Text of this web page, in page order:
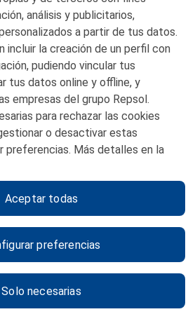
CONTACTO
MAPA WEB
DE PRIVACIDAD
POLITICA DE COOKIES
CANAL DE ÉTICA
análisis y publicitarios,
a partir de tus datos.
incluir la creación de un perfil con
pudiendo vincular tus
tus datos online y offline, y
empresas del grupo Repsol.
para rechazar las cookies
o desactivar estas
preferencias. Más detalles en la
preferencias
Solo necesarias
Aceptar todas